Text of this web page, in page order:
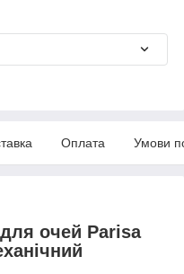
Оплата Умови
очей Parisa